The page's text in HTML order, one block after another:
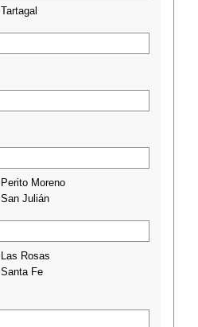
Tartagal
Perito Moreno
San Julián
Las Rosas
Santa Fe